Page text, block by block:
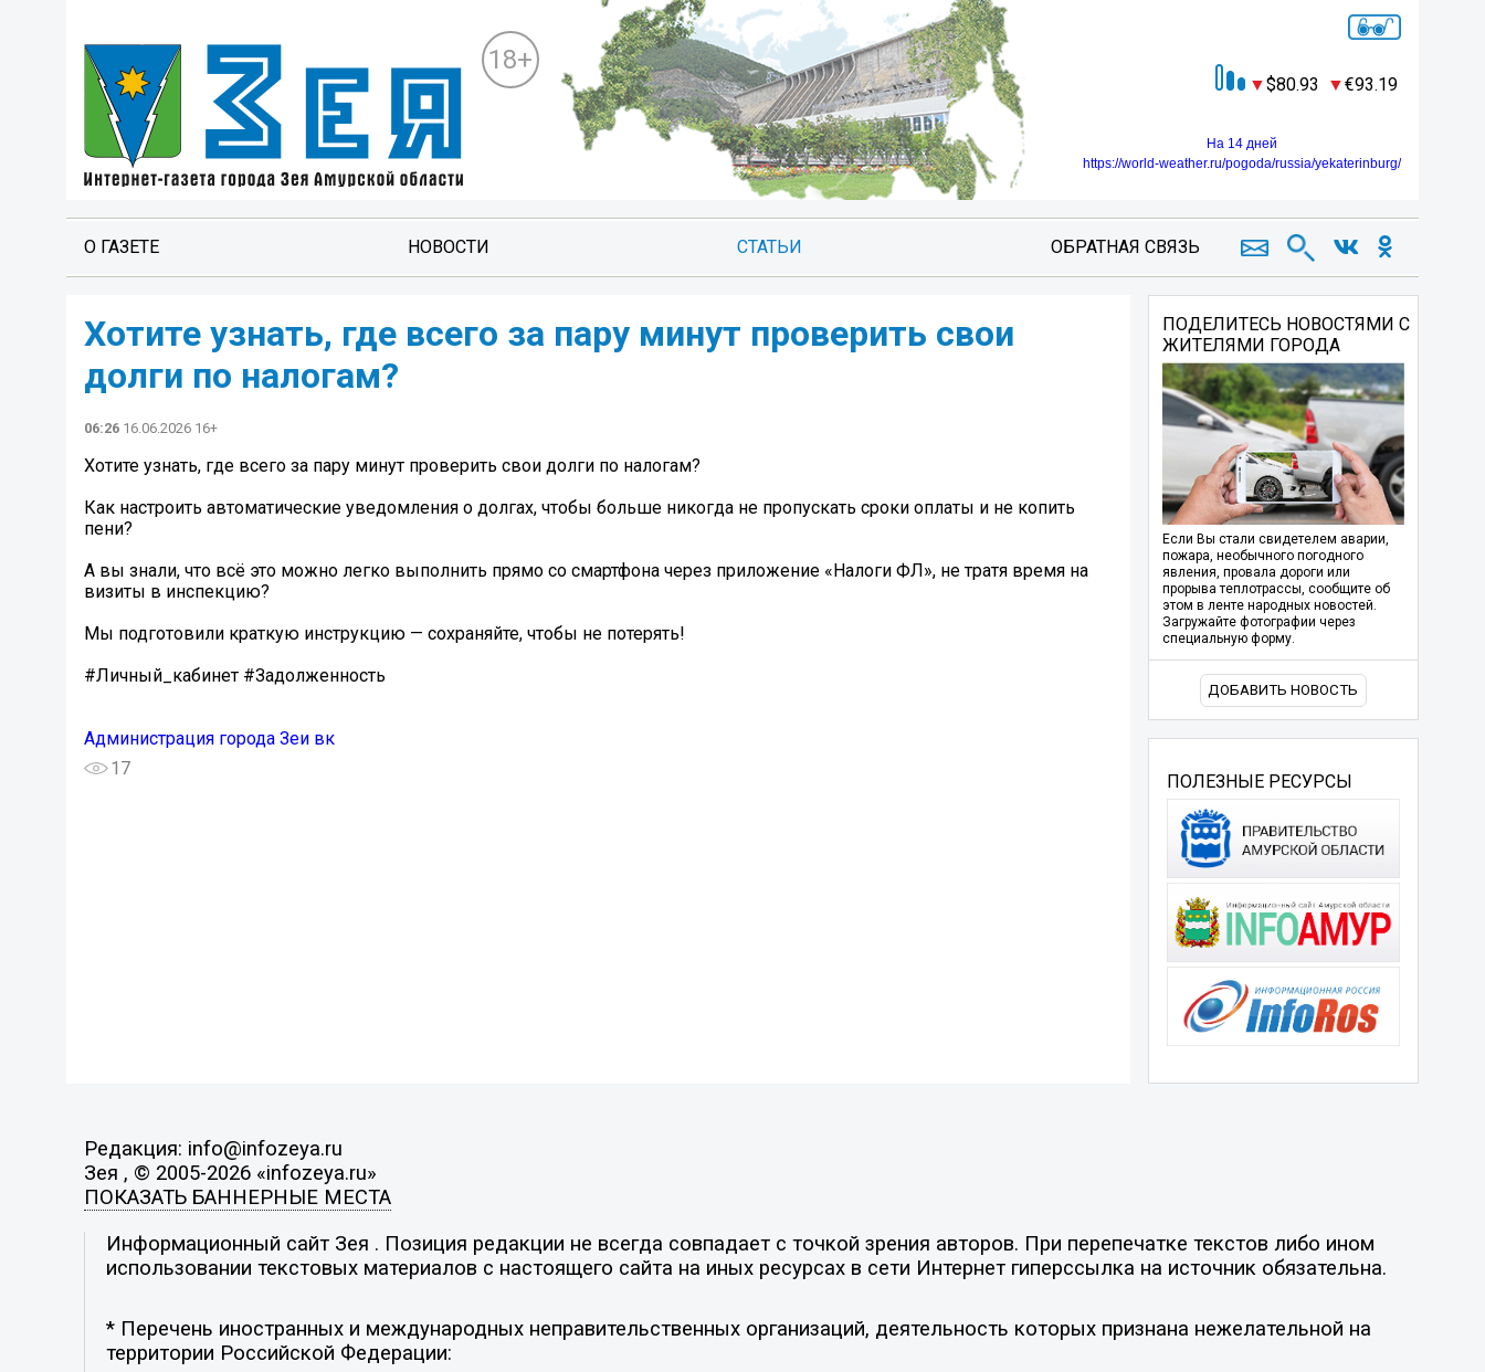
18+
80.93 93.19
На 14 дней
https://world-weather.ru/pogoda/russia/yekaterinburg/
О ГАЗЕТЕ НОВОСТИ СТАТЬИ ОБРАТНАЯ СВЯЗЬ
Хотите узнать, где всего за пару минут проверить свои
долги по налогам?
06:26 16.06.2026 16+
Хотите узнать, где всего за пару минут проверить свои долги по налогам?
Как настроить автоматические уведомления о долгах, чтобы больше никогда не пропускать сроки оплаты и не копить
пени?
А вы знали, что всё это можно легко выполнить прямо со смартфона через приложение «Налоги ФЛ», не тратя время на
визиты в инспекцию?
Мы подготовили краткую инструкцию — сохраняйте, чтобы не потерять!
#Личный_кабинет #Задолженность
Администрация города Зеи вк
17
ПОДЕЛИТЕСЬ НОВОСТЯМИ С
ЖИТЕЛЯМИ ГОРОДА
Если Вы стали свидетелем аварии,
пожара, необычного погодного
явления, провала дороги или
прорыва теплотрассы, сообщите об
этом в ленте народных новостей.
Загружайте фотографии через
специальную форму.
ДОБАВИТЬ НОВОСТЬ
ПОЛЕЗНЫЕ РЕСУРСЫ
Редакция: info@infozeya.ru
Зея , © 2005-2026 «infozeya.ru»
ПОКАЗАТЬ БАННЕРНЫЕ МЕСТА
Информационный сайт Зея . Позиция редакции не всегда совпадает с точкой зрения авторов. При перепечатке текстов либо ином
использовании текстовых материалов с настоящего сайта на иных ресурсах в сети Интернет гиперссылка на источник обязательна.
* Перечень иностранных и международных неправительственных организаций, деятельность которых признана нежелательной на
территории Российской Федерации: